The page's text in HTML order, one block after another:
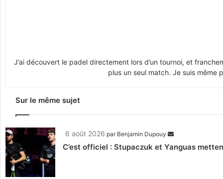
J’ai découvert le padel directement lors d’un tournoi, et
plus un seul match. Je suis même
Sur le même sujet
6 août 2026 par Benjamin Dupouy
C’est officiel : Stupaczuk et Yanguas